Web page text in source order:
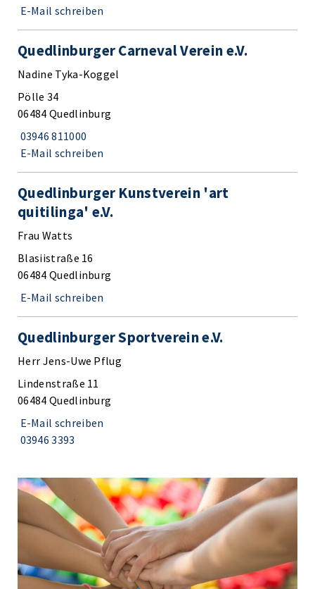
E-Mail schreiben
Quedlinburger Carneval Verein e.V.
Nadine Tyka-Koggel
Pölle 34
06484 Quedlinburg
03946 811000
E-Mail schreiben
Quedlinburger Kunstverein 'art
quitilinga' e.V.
Frau Watts
Blasiistraße 16
06484 Quedlinburg
E-Mail schreiben
Quedlinburger Sportverein e.V.
Herr Jens-Uwe Pflug
Lindenstraße 11
06484 Quedlinburg
E-Mail schreiben
03946 3393